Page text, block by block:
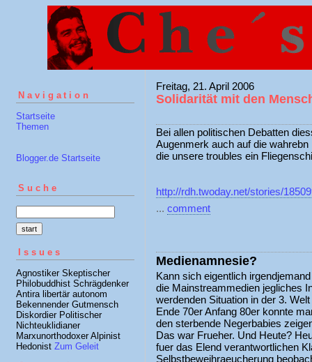
Navigation
Startseite
Themen
Blogger.de Startseite
Suche
Issues
Agnostiker Skeptischer
Philobuddhist Schrägdenker
Antira libertär autonom
Bekennender Gutmensch
Diskordier Politischer
Nichteuklidianer
Marxunorthodoxer Alpinist
Hedonist Zum Geleit
Freitag, 21. April 2006
Solidarität mit den
Bei allen politischen Debatten
Augenmerk auch auf die
die unsere troubles ein
http://rdh.twoday.net/stories/
... comment
Medienamnesie?
Kann sich eigentlich
die Mainstreammedien jegliches
werdenden Situation in der 3.
Ende 70er Anfang 80er konnte
den sterbende Negerbabies
Das war Frueher. Und Heute?
fuer das Elend verantwortlichen
Selbstbeweihraeucherung